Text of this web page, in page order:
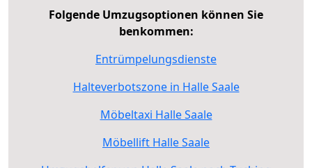
Folgende Umzugsoptionen können Sie
benkommen:
Entrümpelungsdienste
Halteverbotszone in Halle Saale
Möbeltaxi Halle Saale
Möbellift Halle Saale